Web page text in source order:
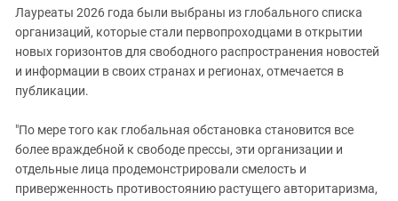
Лауреаты 2026 года были выбраны из глобального списка
организаций, которые стали первопроходцами в открытии
новых горизонтов для свободного распространения новостей
и информации в своих странах и регионах, отмечается в
публикации.
"По мере того как глобальная обстановка становится все
более враждебной к свободе прессы, эти организации и
отдельные лица продемонстрировали смелость и
приверженность противостоянию растущего авторитаризма,